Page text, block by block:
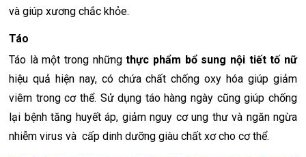
và giúp xương chắc khỏe.
Táo
Táo là một trong nhữngthực phẩm bổ sung nội tiết tố nữ
hiệu quả hiện nay, có chứa chất chống oxy hóa giúp giảm
viêm trong cơ thể. Sử dụng táo hàng ngày cũng giúp chống
lại bệnh tăng huyết áp, giảm nguy cơ ung thư và ngăn ngừa
nhiễm virus và cấp dinh dưỡng giàu chất xơ cho cơ thể.